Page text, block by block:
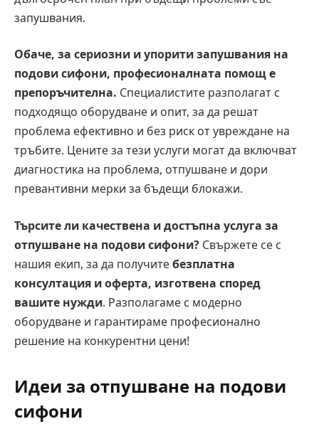
запушвания.
Обаче, за сериозни и упорити запушвания на
подови сифони, професионалната помощ е
препоръчителна. Специалистите разполагат с
подходящо оборудване и опит, за да решат
проблема ефективно и без риск от увреждане на
тръбите. Цените за тези услуги могат да включват
диагностика на проблема, отпушване и дори
превантивни мерки за бъдещи блокажи.
Търсите ли качествена и достъпна услуга за
отпушване на подови сифони? Свържете се с
нашия екип, за да получитебезплатна
консултация и оферта, изготвена според
вашите нужди. Разполагаме с модерно
оборудване и гарантираме професионално
решение на конкурентни цени!
Идеи за отпушване на подови
сифони